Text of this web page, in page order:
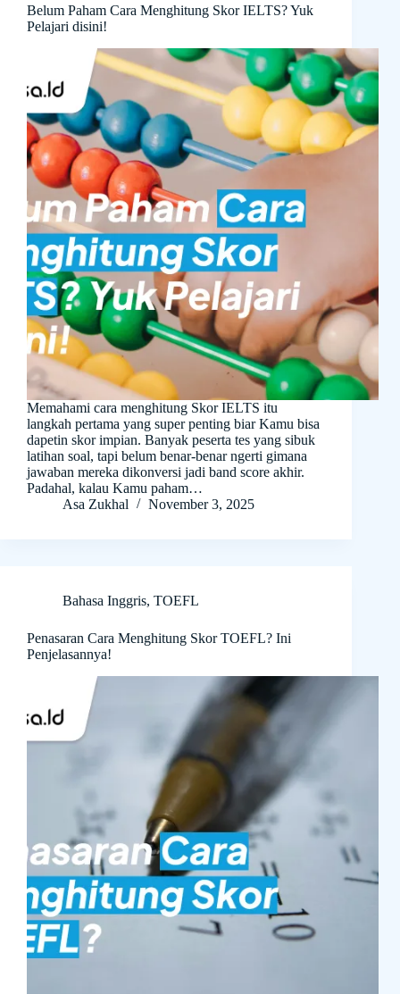
Belum Paham Cara Menghitung Skor IELTS? Yuk
Pelajari disini!
Memahami cara menghitung Skor IELTS itu
langkah pertama yang super penting biar Kamu bisa
dapetin skor impian. Banyak peserta tes yang sibuk
latihan soal, tapi belum benar-benar ngerti gimana
jawaban mereka dikonversi jadi band score akhir.
Padahal, kalau Kamu paham…
Asa Zukhal
November 3, 2025
Bahasa Inggris, TOEFL
Penasaran Cara Menghitung Skor TOEFL? Ini
Penjelasannya!